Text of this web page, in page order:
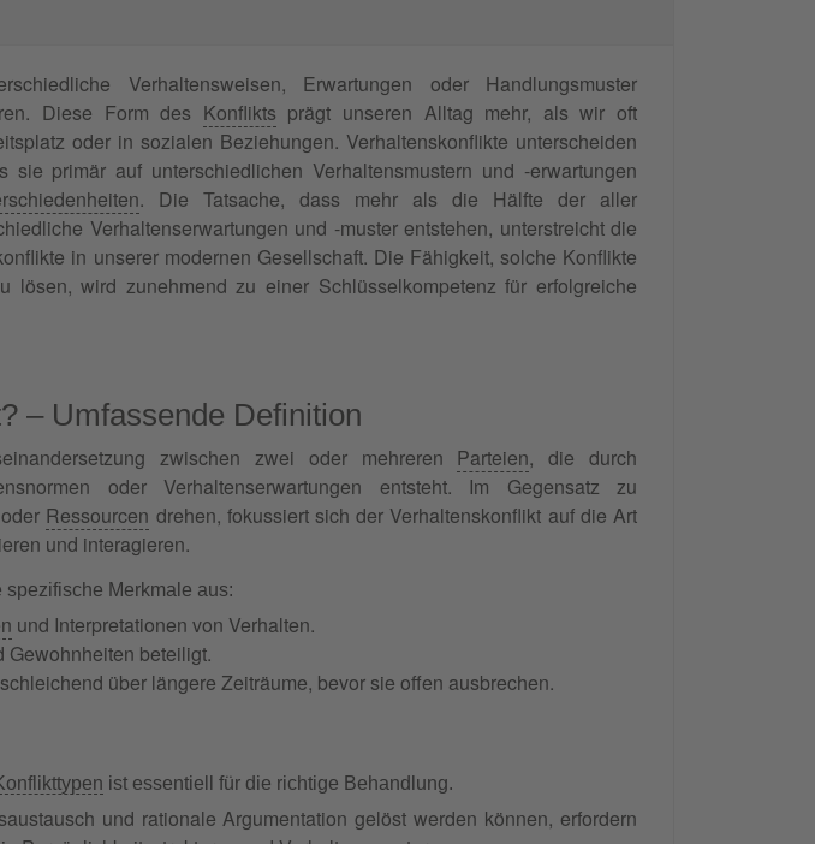
Verhaltensweisen, Erwartungen oder Handlungsmuster
Diese Form des Konflikts prägt unseren Alltag mehr, als wir oft
oder in sozialen Beziehungen. Verhaltenskonflikte unterscheiden
sie primär auf unterschiedlichen Verhaltensmustern und -erwartungen
. Die Tatsache, dass mehr als die Hälfte der aller
Verhaltenserwartungen und -muster entstehen, unterstreicht die
in unserer modernen Gesellschaft. Die Fähigkeit, solche Konflikte
lösen, wird zunehmend zu einer Schlüsselkompetenz für erfolgreiche
– Umfassende Definition
zwischen zwei oder mehreren Parteien, die durch
oder Verhaltenserwartungen entsteht. Im Gegensatz zu
Ressourcen drehen, fokussiert sich der Verhaltenskonflikt auf die Art
und interagieren.
Merkmale aus:
und Interpretationen von Verhalten.
Gewohnheiten beteiligt.
über längere Zeiträume, bevor sie offen ausbrechen.
ist essentiell für die richtige Behandlung.
und rationale Argumentation gelöst werden können, erfordern